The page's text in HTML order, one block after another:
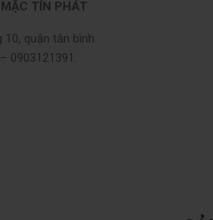
TÍN PHÁT
quận tân bình.
0903121391.